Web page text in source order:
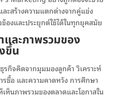
ะสร้างความแตกต่างจากคู่แข่ง
องและประยุกต์ใช้ได้ในทุกยุคสมัย
และภาพรวมของ
ขึ้น
กิจคิดจากมุมมองลูกค้า วิเคราะห์
ซื้อ และความคาดหวัง การศึกษา
ห็นภาพรวมของตลาดและโอกาสใน